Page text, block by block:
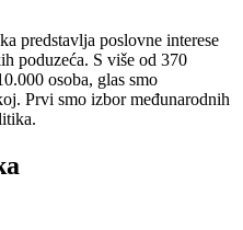
predstavlja poslovne interese
poduzeća. S više od 370
osoba, glas smo
Prvi smo izbor međunarodnih